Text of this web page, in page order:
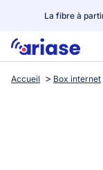
La fibre à
Box internet
Accueil Box internet